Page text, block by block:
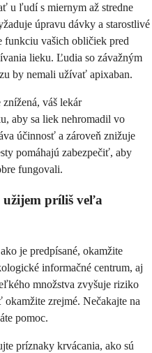
u ľudí s miernym až stredne
úpravu dávky a starostlivé
funkciu vašich obličiek pred
lieku. Ľudia so závažným
by nemali užívať apixaban.
váš lekár
aby sa liek nehromadil vo
účinnosť a zároveň znižuje
pomáhajú zabezpečiť, aby
fungovali.
príliš veľa
je predpísané, okamžite
informačné centrum, aj
množstva zvyšuje riziko
zrejmé. Nečakajte na
pomoc.
príznaky krvácania, ako sú